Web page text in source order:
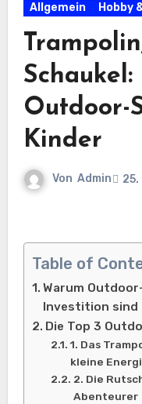
Allgemein Hobby
Outdoor-
Kinder
Von Admin 25.
Table of
Warum
Investition sind
Die Top 3
1. Das
kleine
2. Die
Abenteurer